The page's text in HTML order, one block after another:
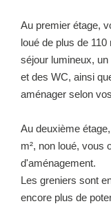
Au premier étage,
loué de plus de
séjour lumineux,
et des WC, ainsi
aménager selon
Au deuxième
m², non loué, vous
d'aménagement.
Les greniers sont
encore plus de